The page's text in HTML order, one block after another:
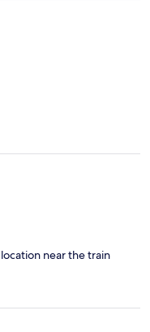
near the train